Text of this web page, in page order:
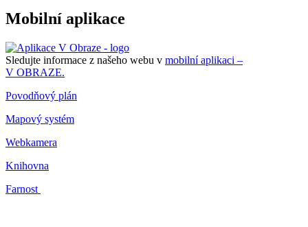
Mobilní aplikace
Sledujte informace z našeho webu v mobilní aplikaci –
V OBRAZE.
Povodňový plán
Mapový systém
Webkamera
Knihovna
Farnost